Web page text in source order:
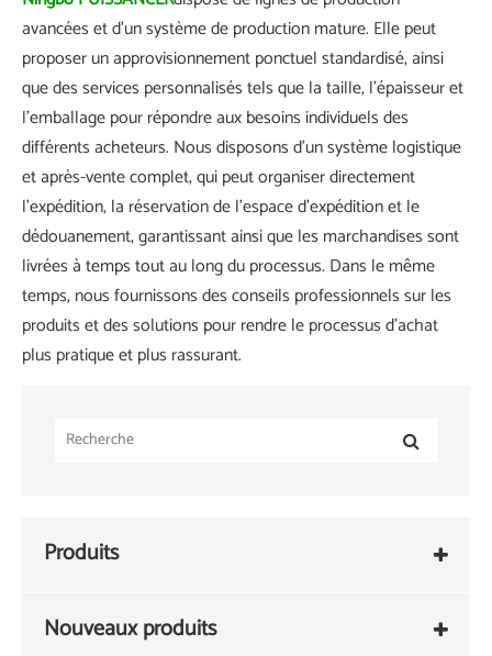
avancées et d'un système de production mature. Elle peut
proposer un approvisionnement ponctuel standardisé, ainsi
que des services personnalisés tels que la taille, l'épaisseur et
l'emballage pour répondre aux besoins individuels des
différents acheteurs. Nous disposons d'un système logistique
et après-vente complet, qui peut organiser directement
l'expédition, la réservation de l'espace d'expédition et le
dédouanement, garantissant ainsi que les marchandises sont
livrées à temps tout au long du processus. Dans le même
temps, nous fournissons des conseils professionnels sur les
produits et des solutions pour rendre le processus d'achat
plus pratique et plus rassurant.
Produits
Nouveaux produits